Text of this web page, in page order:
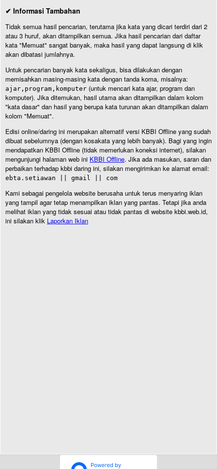
✔ Informasi Tambahan
Tidak semua hasil pencarian, terutama jika kata yang dicari terdiri dari 2
atau 3 huruf, akan ditampilkan semua. Jika hasil pencarian dari daftar
kata "Memuat" sangat banyak, maka hasil yang dapat langsung di klik
akan dibatasi jumlahnya.
Untuk pencarian banyak kata sekaligus, bisa dilakukan dengan
memisahkan masing-masing kata dengan tanda koma, misalnya:
ajar,program,komputer (untuk mencari kata ajar, program dan
komputer). Jika ditemukan, hasil utama akan ditampilkan dalam kolom
"kata dasar" dan hasil yang berupa kata turunan akan ditampilkan dalam
kolom "Memuat".
Edisi online/daring ini merupakan alternatif versi KBBI Offline yang sudah
dibuat sebelumnya (dengan kosakata yang lebih banyak). Bagi yang ingin
mendapatkan KBBI Offline (tidak memerlukan koneksi internet), silakan
mengunjungi halaman web ini KBBI Offline. Jika ada masukan, saran dan
perbaikan terhadap kbbi daring ini, silakan mengirimkan ke alamat email:
ebta.setiawan || gmail || com
Kami sebagai pengelola website berusaha untuk terus menyaring iklan
yang tampil agar tetap menampilkan iklan yang pantas. Tetapi jika anda
melihat iklan yang tidak sesuai atau tidak pantas di website kbbi.web.id,
ini silakan klik Laporkan Iklan